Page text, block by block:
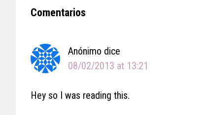
Reader
Comentarios
Anónimo dice
08/02/2013 at 13:21
Hey so I was reading this.